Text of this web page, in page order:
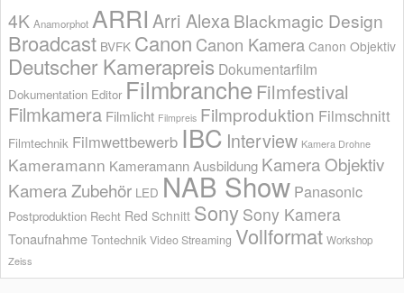
4K Anamorphot ARRI Arri AlexaBlackmagic Design
Broadcast BVFK Canon Canon Kamera Canon Objektiv
Deutscher Kamerapreis Dokumentarfilm
Dokumentation Editor Filmbranche Filmfestival
Filmkamera Filmlicht Filmpreis Filmproduktion Filmschnitt
Filmtechnik Filmwettbewerb IBC Interview Kamera Drohne
Kameramann Kameramann Ausbildung Kamera Objektiv
Kamera Zubehör LED NAB Show Panasonic
Postproduktion Recht Red Schnitt Sony Sony Kamera
Tonaufnahme Tontechnik Video Streaming Vollformat Workshop
Zeiss